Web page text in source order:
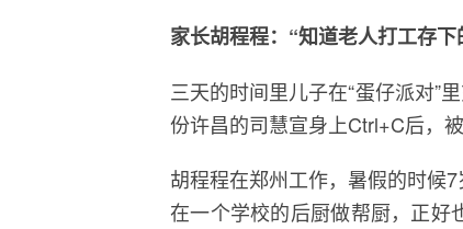
家长胡程程：“知道老人打工存
三天的时间里儿子在“蛋仔派对”
份许昌的司慧宣身上Ctrl+C后，
胡程程在郑州工作，暑假的时候
在一个学校的后厨做帮厨，正好